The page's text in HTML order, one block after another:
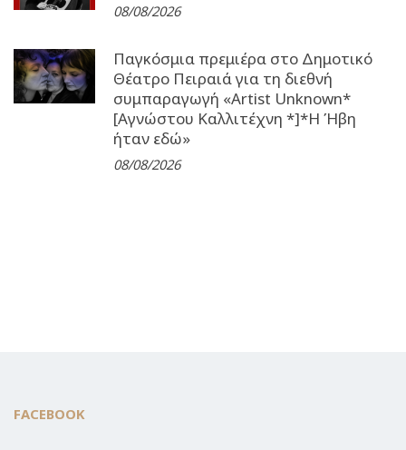
08/08/2026
Παγκόσμια πρεμιέρα στο Δημοτικό
Θέατρο Πειραιά για τη διεθνή
συμπαραγωγή «Artist Unknown*
[Αγνώστου Καλλιτέχνη *]*Η Ήβη
ήταν εδώ»
08/08/2026
FACEBOOK